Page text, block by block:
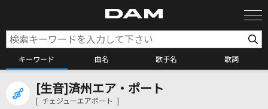
キーワード 曲名 歌手名 歌詞
カラオケ検索
[生音]済州エア・ポート
[ チェジューエアポート ]